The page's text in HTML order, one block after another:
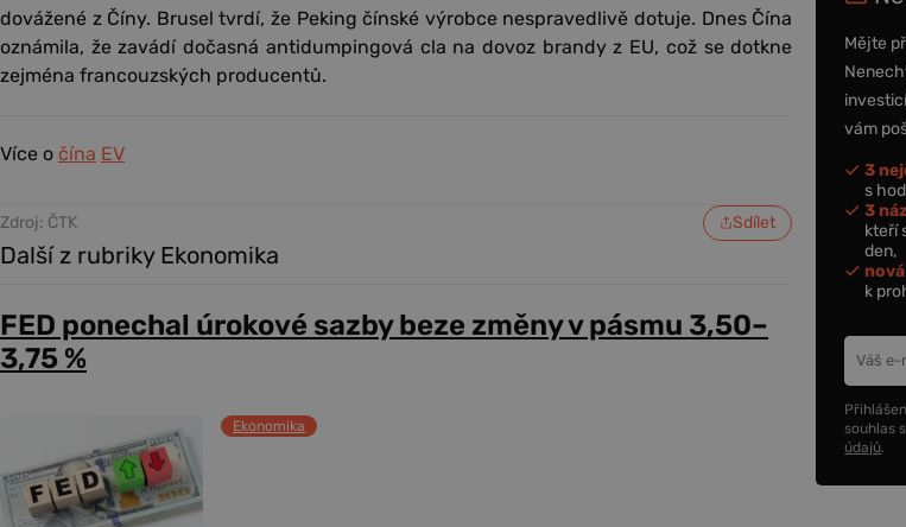
dovážené z Číny. Brusel tvrdí, že Peking čínské výrobce nespravedlivě dotuje. Dnes Čína
oznámila, že zavádí dočasná antidumpingová cla na dovoz brandy z EU, což se dotkne
zejména francouzských producentů.
Více o čína EV
Zdroj: ČTK Sdílet
Další z rubriky Ekonomika
FED ponechal úrokové sazby beze změny v pásmu 3,50–
3,75 %
Ekonomika
Mějte
vám
3
s
3
kteří
den,
k
souhlas s
údajů.